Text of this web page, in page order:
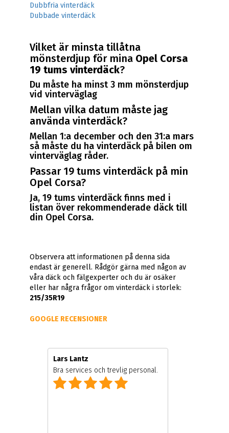
Dubbfria vinterdäck
Dubbade vinterdäck
Vilket är minsta tillåtna
mönsterdjup för mina Opel Corsa
19 tums vinterdäck?
Du måste ha minst 3 mm mönsterdjup
vid vinterväglag
Mellan vilka datum måste jag
använda vinterdäck?
Mellan 1:a december och den 31:a mars
så måste du ha vinterdäck på bilen om
vinterväglag råder.
Passar 19 tums vinterdäck på min
Opel Corsa?
Ja, 19 tums vinterdäck finns med i
listan över rekommenderade däck till
din Opel Corsa.
Observera att informationen på denna sida
endast är generell. Rådgör gärna med någon av
våra däck och fälgexperter och du är osäker
eller har några frågor om vinterdäck i storlek:
215/35R19
GOOGLE RECENSIONER
Lars Lantz
Bra services och trevlig personal.